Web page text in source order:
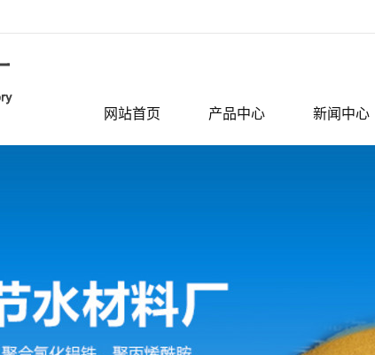
网站首页 产品中心
活性氧化铝系列
新闻中心